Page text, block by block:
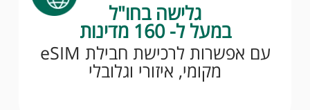
גלישה בחו"ל
במעל ל- 160 מדינות
עם אפשרות לרכישת חבילת eSIM
מקומי, איזורי וגלובלי